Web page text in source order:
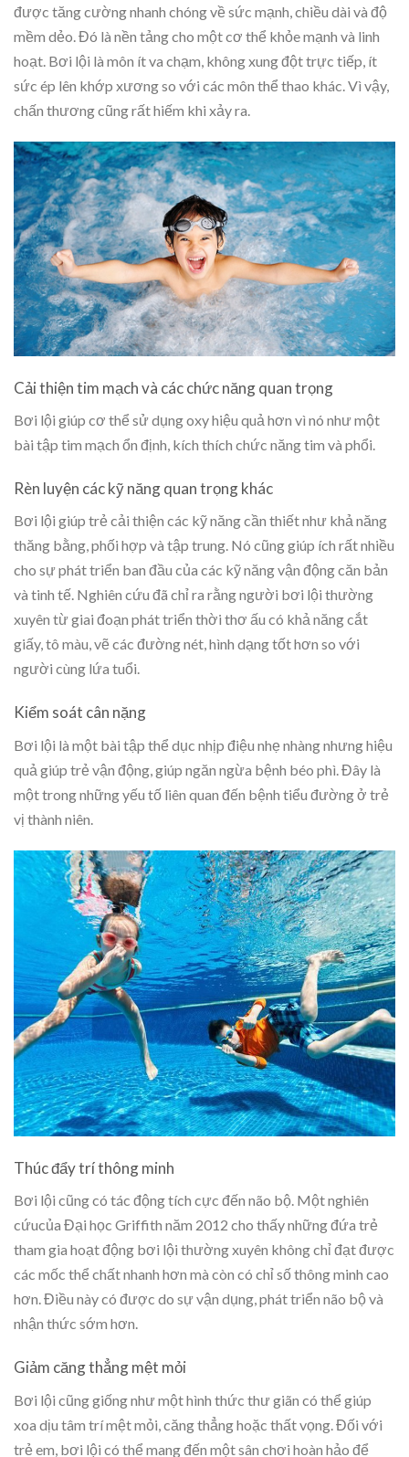
được tăng cường nhanh chóng về sức mạnh, chiều dài và độ
mềm dẻo. Đó là nền tảng cho một cơ thể khỏe mạnh và linh
hoạt. Bơi lội là môn ít va chạm, không xung đột trực tiếp, ít
sức ép lên khớp xương so với các môn thể thao khác. Vì vậy,
chấn thương cũng rất hiếm khi xảy ra.
Cải thiện tim mạch và các chức năng quan trọng
Bơi lội giúp cơ thể sử dụng oxy hiệu quả hơn vì nó như một
bài tập tim mạch ổn định, kích thích chức năng tim và phổi.
Rèn luyện các kỹ năng quan trọng khác
Bơi lội giúp trẻ cải thiện các kỹ năng cần thiết như khả năng
thăng bằng, phối hợp và tập trung. Nó cũng giúp ích rất nhiều
cho sự phát triển ban đầu của các kỹ năng vận động căn bản
và tinh tế. Nghiên cứu đã chỉ ra rằng người bơi lội thường
xuyên từ giai đoạn phát triển thời thơ ấu có khả năng cắt
giấy, tô màu, vẽ các đường nét, hình dạng tốt hơn so với
người cùng lứa tuổi.
Kiểm soát cân nặng
Bơi lội là một bài tập thể dục nhịp điệu nhẹ nhàng nhưng hiệu
quả giúp trẻ vận động, giúp ngăn ngừa bệnh béo phì. Đây là
một trong những yếu tố liên quan đến bệnh tiểu đường ở trẻ
vị thành niên.
Thúc đẩy trí thông minh
Bơi lội cũng có tác động tích cực đến não bộ. Một nghiên
cứucủa Đại học Griffith năm 2012 cho thấy những đứa trẻ
tham gia hoạt động bơi lội thường xuyên không chỉ đạt được
các mốc thể chất nhanh hơn mà còn có chỉ số thông minh cao
hơn. Điều này có được do sự vận dụng, phát triển não bộ và
nhận thức sớm hơn.
Giảm căng thẳng mệt mỏi
Bơi lội cũng giống như một hình thức thư giãn có thể giúp
xoa dịu tâm trí mệt mỏi, căng thẳng hoặc thất vọng. Đối với
trẻ em, bơi lội có thể mang đến một sân chơi hoàn hảo để